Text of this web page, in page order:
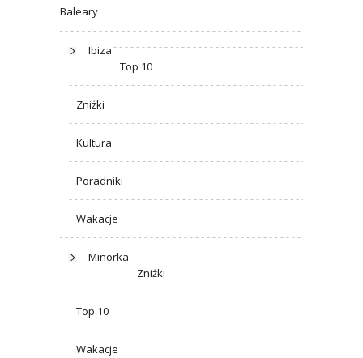
Baleary
Ibiza
Top 10
Zniżki
Kultura
Poradniki
Wakacje
Minorka
Zniżki
Top 10
Wakacje